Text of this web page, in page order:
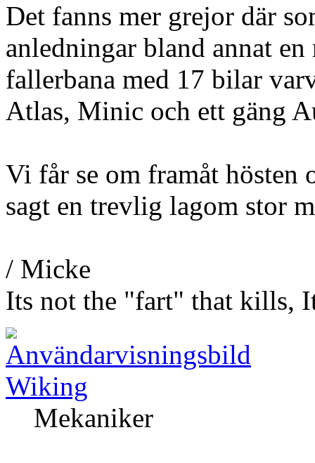
Det fanns mer grejor där
anledningar bland annat
fallerbana med 17 bilar
Atlas, Minic och ett gäng
Vi får se om framåt hösten
sagt en trevlig lagom stor
/ Micke
Its not the "fart" that kills,
Wiking
Mekaniker